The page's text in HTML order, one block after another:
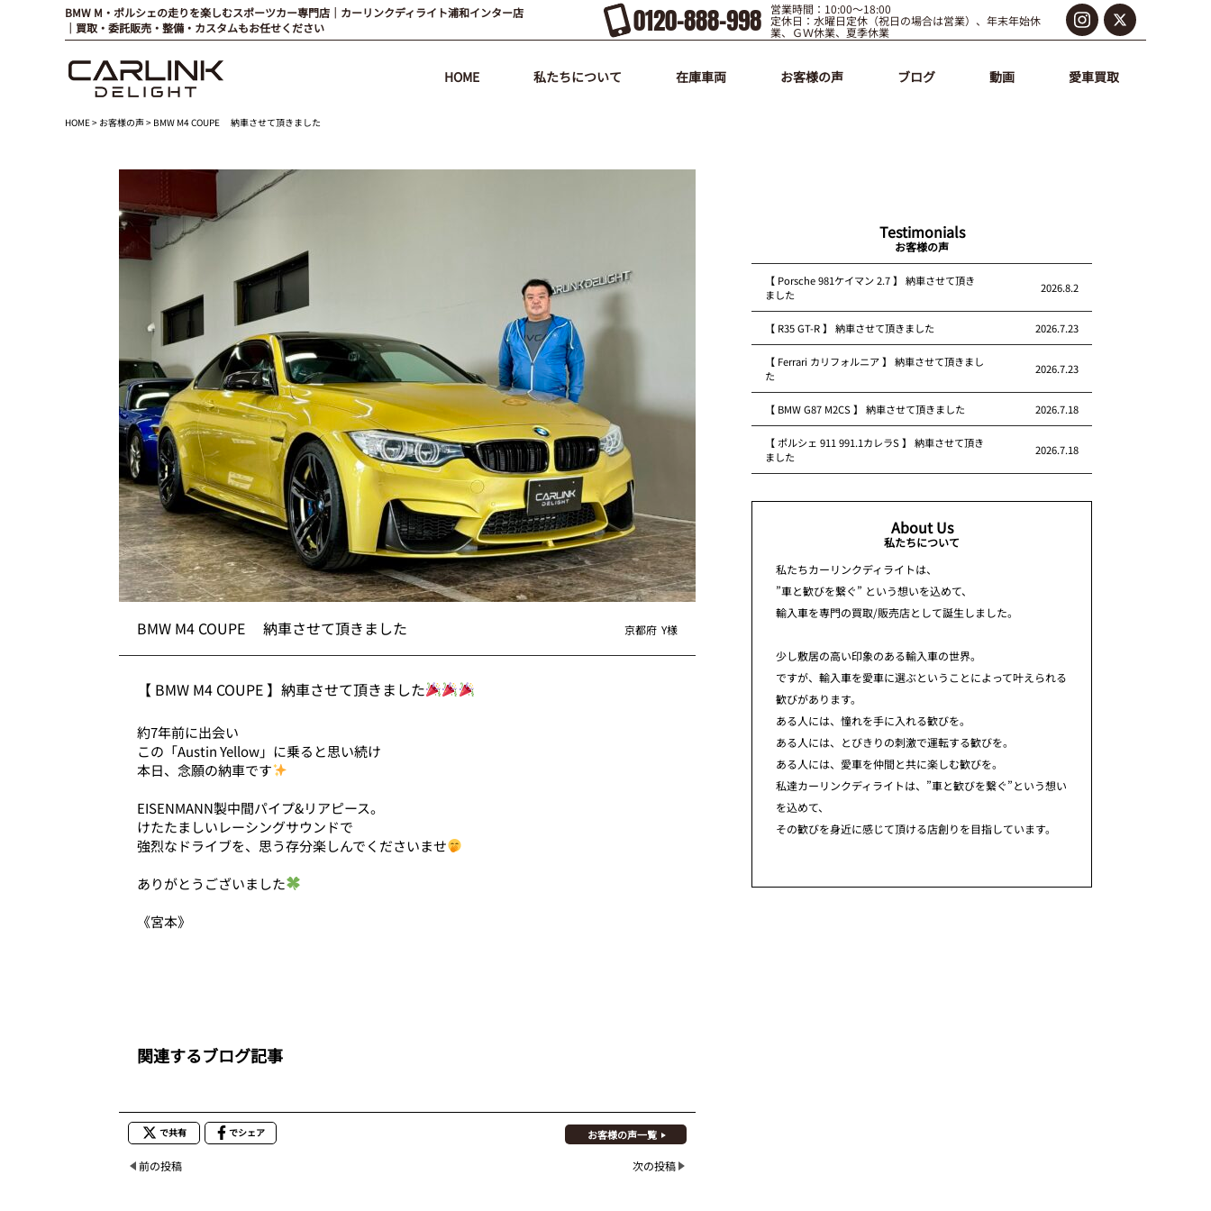
BMW M・ポルシェの走りを楽しむスポーツカー専門店｜カーリンクディライト浦和インター店
｜買取・委託販売・整備・カスタムもお任せください
0120-888-998 営業時間：10:00～18:00
定休日：水曜日定休（祝日の場合は営業）、年末年始休
業、ＧＷ休業、夏季休業
HOME 私たちについて 在庫車両 お客様の声 ブログ 動画 愛車買取
HOME> お客様の声> BMW M4 COUPE 納車させて頂きました
BMW M4 COUPE 納車させて頂きました 京都府 Y様
【 BMW M4 COUPE 】納車させて頂きました
約7年前に出会い
この「Austin Yellow」に乗ると思い続け
本日、念願の納車です
EISENMANN製中間パイプ&リアピース。
けたたましいレーシングサウンドで
強烈なドライブを、思う存分楽しんでくださいませ
ありがとうございました
《宮本》
関連するブログ記事
で共有 でシェア お客様の声一覧
前の投稿 次の投稿
Testimonials
お客様の声
【 Porsche 981ケイマン 2.7 】 納車させて頂き
ました
2026.8.2
【 R35 GT-R 】 納車させて頂きました 2026.7.23
【 Ferrari カリフォルニア 】 納車させて頂きまし
た
2026.7.23
【 BMW G87 M2CS 】 納車させて頂きました 2026.7.18
【 ポルシェ 911 991.1カレラS 】 納車させて頂き
ました
2026.7.18
About Us
私たちについて
私たちカーリンクディライトは、
”車と歓びを繋ぐ” という想いを込めて、
輸入車を専門の買取/販売店として誕生しました。
少し敷居の高い印象のある輸入車の世界。
ですが、輸入車を愛車に選ぶということによって叶えられる
歓びがあります。
ある人には、憧れを手に入れる歓びを。
ある人には、とびきりの刺激で運転する歓びを。
ある人には、愛車を仲間と共に楽しむ歓びを。
私達カーリンクディライトは、”車と歓びを繋ぐ”という想い
を込めて、
その歓びを身近に感じて頂ける店創りを目指しています。